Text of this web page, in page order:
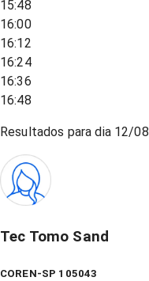
15:48
16:00
16:12
16:24
16:36
16:48
Resultados para dia 12/08
Tec Tomo Sand
COREN-SP 105043